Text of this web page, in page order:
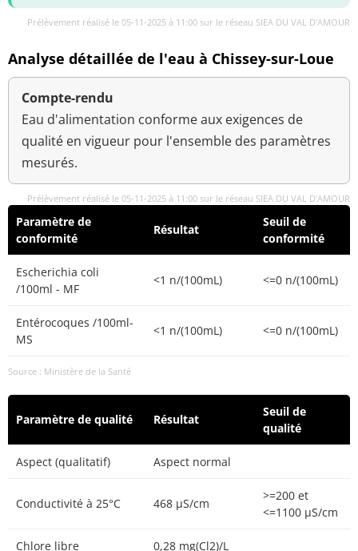
Prélèvement réalisé le 05-11-2025 à 11:00 sur le réseau SIEA DU VAL D'AMOUR
Analyse détaillée de l'eau à Chissey-sur-Loue
Compte-rendu
Eau d'alimentation conforme aux exigences de
qualité en vigueur pour l'ensemble des paramètres
mesurés.
Prélèvement réalisé le 05-11-2025 à 11:00 sur le réseau SIEA DU VAL D'AMOUR
Paramètre de
conformité
Résultat
Seuil de
conformité
Escherichia coli
/100ml - MF
<1 n/(100mL) <=0 n/(100mL)
Entérocoques /100ml-
MS
<1 n/(100mL) <=0 n/(100mL)
Source : Ministère de la Santé
Paramètre de qualité Résultat
Seuil de
qualité
Aspect (qualitatif) Aspect normal
Conductivité à 25°C 468 µS/cm
>=200 et
<=1100 µS/cm
Chlore libre 0,28 mg(Cl2)/L